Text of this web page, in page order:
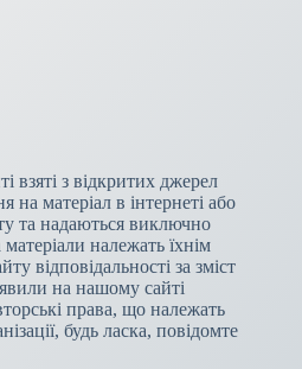
взяті з відкритих джерел
матеріал в інтернеті або
та надаються виключно
належать їхнім
відповідальності за зміст
на нашому сайті
права, що належать
будь ласка, повідомте